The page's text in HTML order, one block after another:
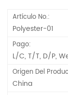
Artículo No.:
Polyester-01
Pago:
L/C, T/T, D/P,
Origen Del
China